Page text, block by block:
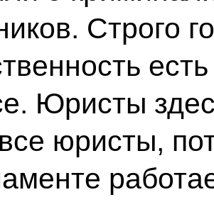
Строго
Юристы
юристы,